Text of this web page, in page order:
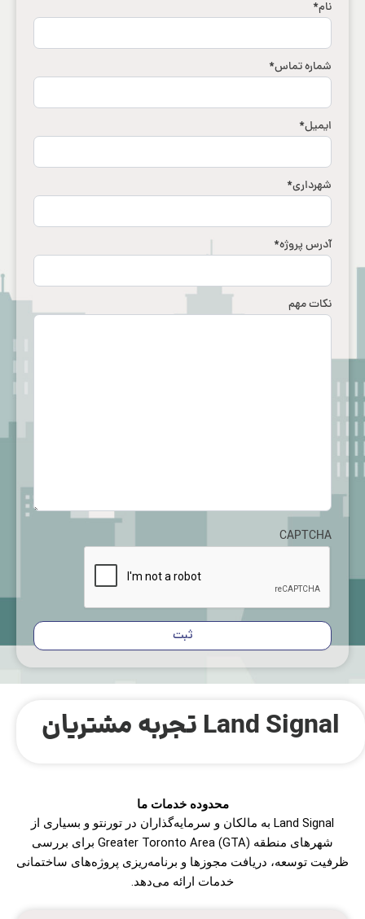
نام*
شماره تماس*
ایمیل*
شهرداری*
آدرس پروژه*
نکات مهم
CAPTCHA
تجربه مشتریان Land Signal
محدوده خدمات ما
Land Signal به مالکان و سرمایه‌گذاران در تورنتو و بسیاری از
شهرهای منطقه Greater Toronto Area (GTA) برای بررسی
ظرفیت توسعه، دریافت مجوزها و برنامه‌ریزی پروژه‌های ساختمانی
خدمات ارائه می‌دهد.